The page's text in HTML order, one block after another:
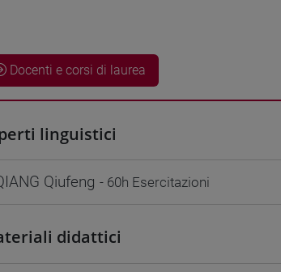
Docenti e corsi di laurea
linguistici
Qiufeng - 60h Esercitazioni
didattici